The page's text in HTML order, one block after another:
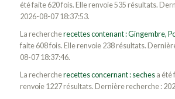
été faite 620 fois. Elle renvoie 535 résultats.
2026-08-07 18:37:53.
La rechercherecettes contenant : Gingembre,
faite 608 fois. Elle renvoie 238 résultats.
08-07 18:37:46.
La rechercherecettes concernant : sechesa été
renvoie 1227 résultats. Dernière recherche :